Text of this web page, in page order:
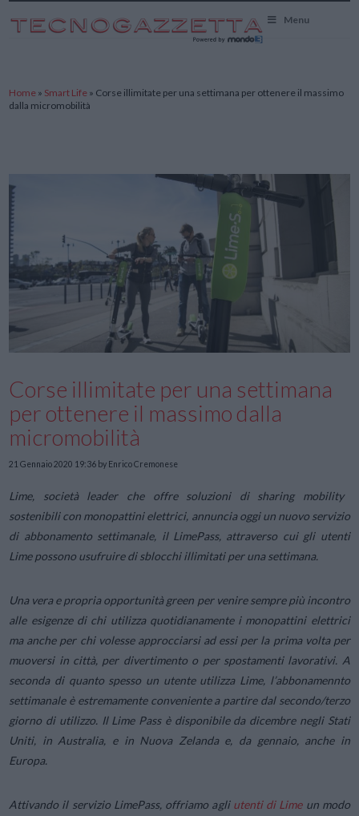
Menu
Home » Smart Life » Corse illimitate per una settimana per ottenere il massimo
dalla micromobilità
Corse illimitate per una settimana
per ottenere il massimo dalla
micromobilità
21 Gennaio 2020 19:36 by Enrico Cremonese
Lime, società leader che offre soluzioni di sharing mobility
sostenibili con monopattini elettrici, annuncia oggi un nuovo servizio
di abbonamento settimanale, il LimePass, attraverso cui gli utenti
Lime possono usufruire di sblocchi illimitati per una settimana.
Una vera e propria opportunità green per venire sempre più incontro
alle esigenze di chi utilizza quotidianamente i monopattini elettrici
ma anche per chi volesse approcciarsi ad essi per la prima volta per
muoversi in città, per divertimento o per spostamenti lavorativi. A
seconda di quanto spesso un utente utilizza Lime, l’abbonamennto
settimanale è estremamente conveniente a partire dal secondo/terzo
giorno di utilizzo. Il Lime Pass è disponibile da dicembre negli Stati
Uniti, in Australia, e in Nuova Zelanda e, da gennaio, anche in
Europa.
Attivando il servizio LimePass, offriamo agli utenti di Limeun modo